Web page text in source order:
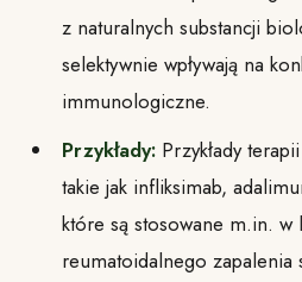
z naturalnych substancji
selektywnie wpływają na
immunologiczne.
Przykłady:Przykłady
takie jak infliksimab,
które są stosowane m.in. w
reumatoidalnego zapalenia